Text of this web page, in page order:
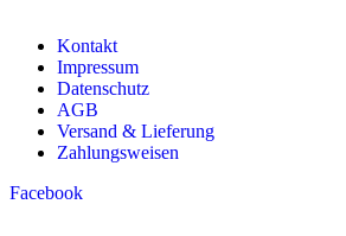
Kontakt
Impressum
Datenschutz
AGB
Versand & Lieferung
Zahlungsweisen
Facebook